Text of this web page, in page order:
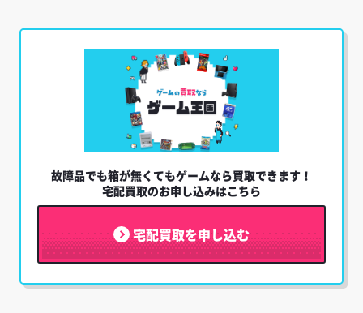
故障品でも箱が無くてもゲームなら買取できます！
宅配買取のお申し込みはこちら
宅配買取を申し込む